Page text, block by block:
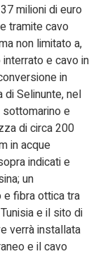
milioni di euro
tramite cavo
non limitato a,
e cavo in
in
Selinunte, nel
sottomarino e
di circa 200
in acque
indicati e
un
fibra ottica tra
e il sito di
verrà installata
e il cavo